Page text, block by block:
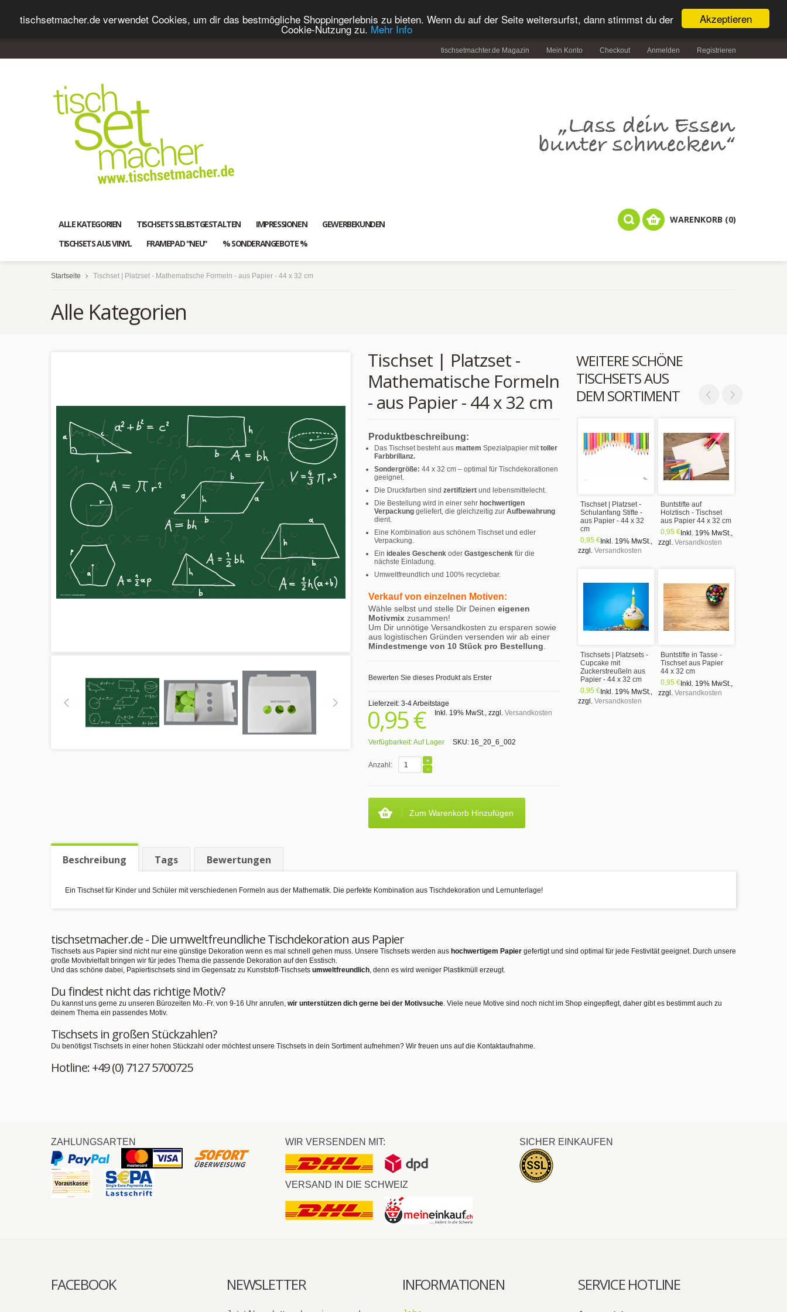
Akzeptieren
tischsetmacher.de verwendet Cookies, um dir das bestmögliche Shoppingerlebnis zu bieten. Wenn du auf der Seite weitersurfst, dann stimmst du der
Cookie-Nutzung zu. Mehr Info
tischsetmachter.de Magazin Mein Konto Checkout Anmelden Registrieren
ALLE KATEGORIEN TISCHSETS SELBSTGESTALTEN IMPRESSIONEN
GEWERBEKUNDEN
TISCHSETS AUS VINYL
FRAMEPAD "NEU" % SONDERANGEBOTE %
WARENKORB (0)
Startseite Tischset | Platzset - Mathematische Formeln - aus Papier - 44 x 32 cm
Alle Kategorien
WEITERE SCHÖNE
TISCHSETS AUS
DEM SORTIMENT
Tischset | Platzset -
Schulanfang Stifte -
aus Papier - 44 x 32
cm
0,95 € Inkl. 19% MwSt.,
zzgl. Versandkosten
Buntstifte auf
Holztisch - Tischset
aus Papier 44 x 32 cm
0,95 € Inkl. 19% MwSt.,
zzgl. Versandkosten
Tischsets | Platzsets -
Cupcake mit
Zuckerstreußeln aus
Papier - 44 x 32 cm
0,95 € Inkl. 19% MwSt.,
zzgl. Versandkosten
Buntstifte in Tasse -
Tischset aus Papier
44 x 32 cm
0,95 € Inkl. 19% MwSt.,
zzgl. Versandkosten
Tischset | Platzset -
Mathematische Formeln
- aus Papier - 44 x 32 cm
Produktbeschreibung:
Das Tischset besteht aus mattem Spezialpapier mittoller
Farbbrillanz.
Sondergröße: 44 x 32 cm – optimal für Tischdekorationen
geeignet.
Die Druckfarben sind zertifiziert und lebensmittelecht.
Die Bestellung wird in einer sehr hochwertigen
Verpackung geliefert, die gleichzeitig zur Aufbewahrung
dient.
Eine Kombination aus schönem Tischset und edler
Verpackung.
Ein ideales Geschenk oder Gastgeschenk für die
nächste Einladung.
Umweltfreundlich und 100% recyclebar.
Verkauf von einzelnen Motiven:
Wähle selbst und stelle Dir Deinen eigenen
Motivmix zusammen!
Um Dir unnötige Versandkosten zu ersparen sowie
aus logistischen Gründen versenden wir ab einer
Mindestmenge von 10 Stück pro Bestellung
Bewerten Sie dieses Produkt als Erster
Lieferzeit: 3-4 Arbeitstage
0,95 € Inkl. 19% MwSt., zzgl. Versandkosten
Verfügbarkeit:Auf Lager SKU: 16_20_6_002
Anzahl:
Zum Warenkorb Hinzufügen
Beschreibung Tags Bewertungen
Ein Tischset für Kinder und Schüler mit verschiedenen Formeln aus der Mathematik. Die perfekte Kombination aus Tischdekoration und Lernunterlage!
tischsetmacher.de - Die umweltfreundliche Tischdekoration aus Papier
Tischsets aus Papier sind nicht nur eine günstige Dekoration wenn es mal schnell gehen muss. Unsere Tischsets werden aus hochwertigem Papier gefertigt und sind optimal für jede Festivität geeignet. Durch unsere
große Movitvielfalt bringen wir für jedes Thema die passende Dekoration auf den Esstisch.
Und das schöne dabei, Papiertischsets sind im Gegensatz zu Kunststoff-Tischsets umweltfreundlich, denn es wird weniger Plastikmüll erzeugt.
Du findest nicht das richtige Motiv?
Du kannst uns gerne zu unseren Bürozeiten Mo.-Fr. von 9-16 Uhr anrufen, wir unterstützen dich gerne bei der Motivsuche. Viele neue Motive sind noch nicht im Shop eingepflegt, daher gibt es bestimmt auch zu
deinem Thema ein passendes Motiv.
Tischsets in großen Stückzahlen?
Du benötigst Tischsets in einer hohen Stückzahl oder möchtest unsere Tischsets in dein Sortiment aufnehmen? Wir freuen uns auf die Kontaktaufnahme.
Hotline: +49 (0) 7127 5700725
ZAHLUNGSARTEN WIR VERSENDEN MIT:
VERSAND IN DIE SCHWEIZ
SICHER EINKAUFEN
FACEBOOK NEWSLETTER INFORMATIONEN SERVICE HOTLINE